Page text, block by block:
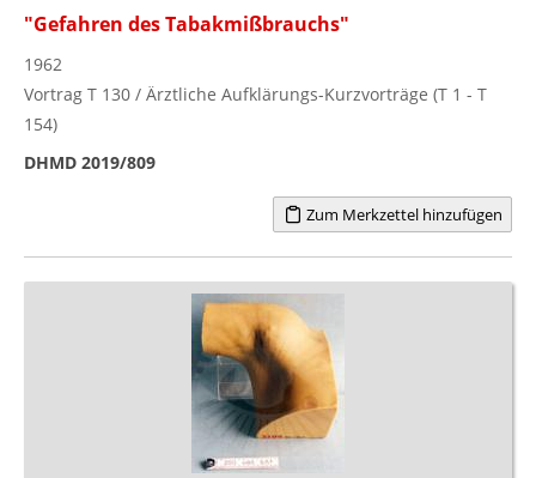
"Gefahren des Tabakmißbrauchs"
1962
Vortrag T 130 / Ärztliche Aufklärungs-Kurzvorträge (T 1 - T
154)
DHMD 2019/809
Zum Merkzettel hinzufügen